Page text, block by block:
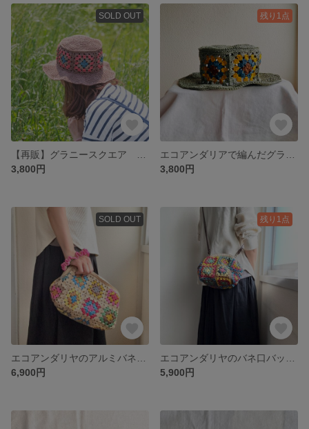
SOLD OUT
3,800円
残り1点
3,800円
SOLD OUT
6,900円
残り1点
5,900円